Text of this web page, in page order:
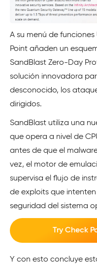
A su menú de
Point añaden un
SandBlast Zero-Day
solución innovadora
desconocido, los
dirigidos.
SandBlast utiliza una
que opera a nivel de
antes de que el
vez, el motor de
supervisa el flujo de
de exploits que
seguridad del sistema
Try Check
Y con esto concluye